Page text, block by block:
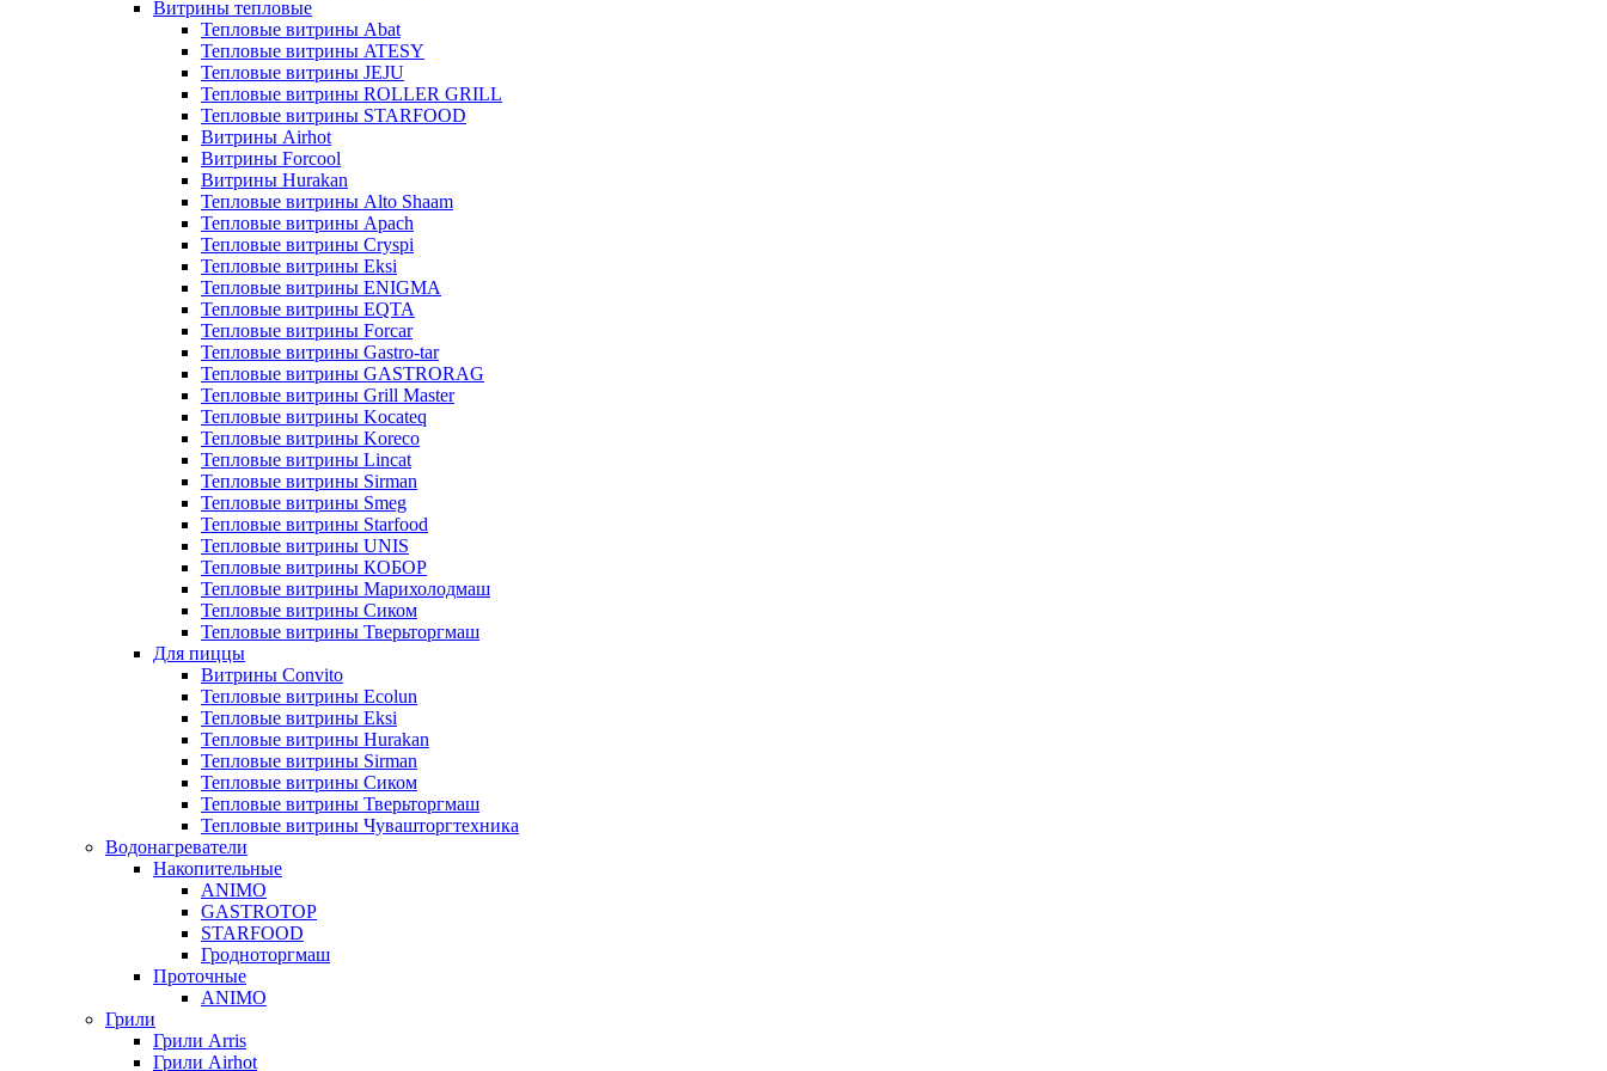
Витрины тепловые
Тепловые витрины Abat
Тепловые витрины ATESY
Тепловые витрины JEJU
Тепловые витрины ROLLER GRILL
Тепловые витрины STARFOOD
Витрины Airhot
Витрины Forcool
Витрины Hurakan
Тепловые витрины Alto Shaam
Тепловые витрины Apach
Тепловые витрины Cryspi
Тепловые витрины Eksi
Тепловые витрины ENIGMA
Тепловые витрины EQTA
Тепловые витрины Forcar
Тепловые витрины Gastro-tar
Тепловые витрины GASTRORAG
Тепловые витрины Grill Master
Тепловые витрины Kocateq
Тепловые витрины Koreco
Тепловые витрины Lincat
Тепловые витрины Sirman
Тепловые витрины Smeg
Тепловые витрины Starfood
Тепловые витрины UNIS
Тепловые витрины КОБОР
Тепловые витрины Марихолодмаш
Тепловые витрины Сиком
Тепловые витрины Тверьторгмаш
Для пиццы
Витрины Convito
Тепловые витрины Ecolun
Тепловые витрины Eksi
Тепловые витрины Hurakan
Тепловые витрины Sirman
Тепловые витрины Сиком
Тепловые витрины Тверьторгмаш
Тепловые витрины Чувашторгтехника
Водонагреватели
Накопительные
ANIMO
GASTROTOP
STARFOOD
Гродноторгмаш
Проточные
ANIMO
Грили
Грили Arris
Грили Airhot